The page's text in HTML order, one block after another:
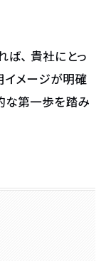
ば、貴社にとっ
イメージが明確
な第一歩を踏み